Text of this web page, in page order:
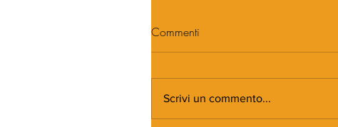
Commenti
Scrivi un commento...